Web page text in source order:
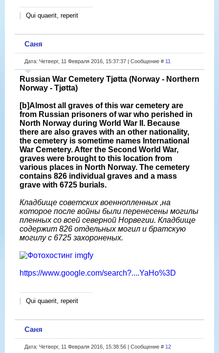
Qui quaerit, reperit
Саня
Дата: Четверг, 11 Февраля 2016, 15:37:37 | Сообщение # 11
Russian War Cemetery Tjøtta (Norway - Northern
Norway - Tjøtta)
[b]Almost all graves of this war cemetery are
from Russian prisoners of war who perished in
North Norway during World War II. Because
there are also graves with an other nationality,
the cemetery is sometime names International
War Cemetery. After the Second World War,
graves were brought to this location from
various places in North Norway. The cemetery
contains 826 individual graves and a mass
grave with 6725 burials.
Кладбище советских военнопленных ,на
которое после войны были перенесены могилы
пленных со всей северной Норвегии. Кладбище
содержит 826 отдельных могил и братскую
могилу с 6725 захороненых.
https://www.google.com/search?....YaHo%3D
Qui quaerit, reperit
Саня
Дата: Четверг, 11 Февраля 2016, 15:38:56 | Сообщение # 12